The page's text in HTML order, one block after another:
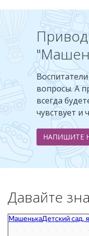
вопросы. А
всегда
чувствует и
НАПИШИТЕ
Давайте
Машенька
Детский сад в Белгороде